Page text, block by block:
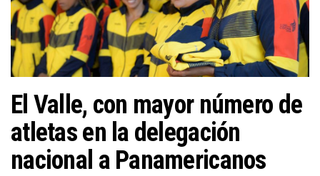
c
ó
n
El Valle, con mayor número de
atletas en la delegación
nacional a Panamericanos